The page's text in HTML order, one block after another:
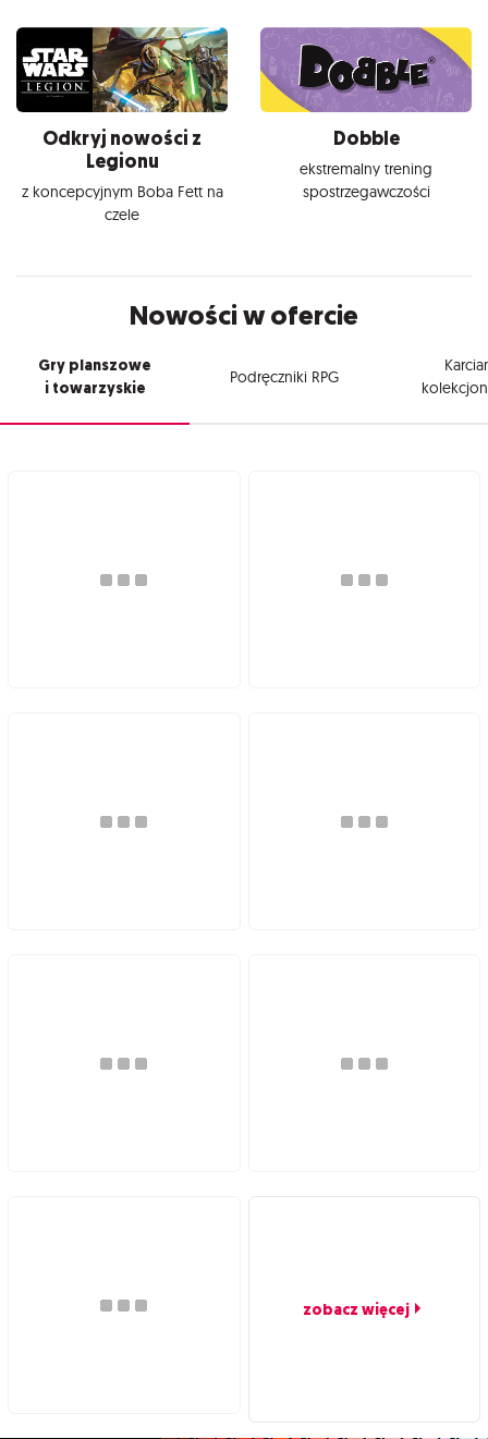
Odkryj nowości z
Legionu
z koncepcyjnym Boba Fett na
czele
Dobble
ekstremalny trening
spostrzegawczości
Nowości w ofercie
Gry planszowe
i towarzyskie
Podręczniki RPG
zobacz więcej